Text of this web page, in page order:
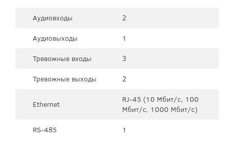
Аудиовходы
2
Аудиовыходы
1
Тревожные входы
3
Тревожные выходы
2
Ethernet
RJ-45 (10 Мбит/с, 100
Мбит/с, 1000 Мбит/с)
RS-485
1